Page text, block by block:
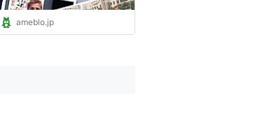
ameblo.jp